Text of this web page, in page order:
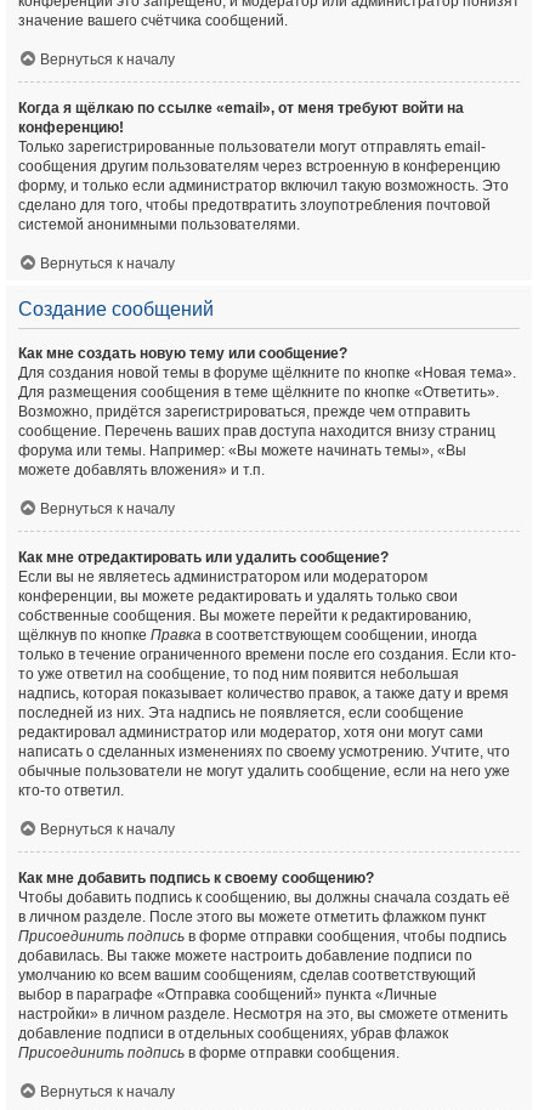
значение вашего счётчика сообщений.
Вернуться к началу
Когда я щёлкаю по ссылке «email», от меня требуют войти на
конференцию!
Только зарегистрированные пользователи могут отправлять email-
сообщения другим пользователям через встроенную в конференцию
форму, и только если администратор включил такую возможность. Это
сделано для того, чтобы предотвратить злоупотребления почтовой
системой анонимными пользователями.
Вернуться к началу
Создание сообщений
Как мне создать новую тему или сообщение?
Для создания новой темы в форуме щёлкните по кнопке «Новая тема».
Для размещения сообщения в теме щёлкните по кнопке «Ответить».
Возможно, придётся зарегистрироваться, прежде чем отправить
сообщение. Перечень ваших прав доступа находится внизу страниц
форума или темы. Например: «Вы можете начинать темы», «Вы
можете добавлять вложения» и т.п.
Вернуться к началу
Как мне отредактировать или удалить сообщение?
Если вы не являетесь администратором или модератором
конференции, вы можете редактировать и удалять только свои
собственные сообщения. Вы можете перейти к редактированию,
щёлкнув по кнопке Правка в соответствующем сообщении, иногда
только в течение ограниченного времени после его создания. Если кто-
то уже ответил на сообщение, то под ним появится небольшая
надпись, которая показывает количество правок, а также дату и время
последней из них. Эта надпись не появляется, если сообщение
редактировал администратор или модератор, хотя они могут сами
написать о сделанных изменениях по своему усмотрению. Учтите, что
обычные пользователи не могут удалить сообщение, если на него уже
кто-то ответил.
Вернуться к началу
Как мне добавить подпись к своему сообщению?
Чтобы добавить подпись к сообщению, вы должны сначала создать её
в личном разделе. После этого вы можете отметить флажком пункт
Присоединить подпись в форме отправки сообщения, чтобы подпись
добавилась. Вы также можете настроить добавление подписи по
умолчанию ко всем вашим сообщениям, сделав соответствующий
выбор в параграфе «Отправка сообщений» пункта «Личные
настройки» в личном разделе. Несмотря на это, вы сможете отменить
добавление подписи в отдельных сообщениях, убрав флажок
Присоединить подпись в форме отправки сообщения.
Вернуться к началу